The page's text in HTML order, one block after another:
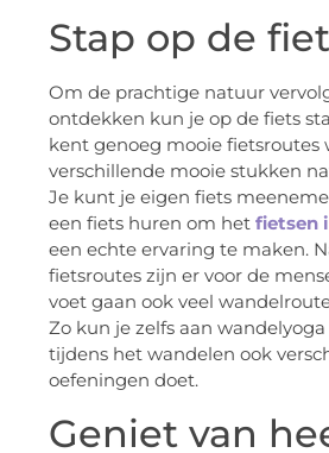
Stap op de
Om de prachtige natuur
ontdekken kun je op de fiets
kent genoeg mooie fietsroutes
verschillende mooie stukken
Je kunt je eigen fiets
een fiets huren om het fietsen
een echte ervaring te maken.
fietsroutes zijn er voor de
voet gaan ook veel
Zo kun je zelfs aan
tijdens het wandelen ook
oefeningen doet.
Geniet van